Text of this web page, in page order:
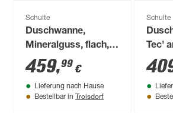
Schulte
Duschwanne,
Mineralguss, flach,
quadratisch, 90 x 90
x 3,5 cm
459,99 €
Lieferung nach Hause
Bestellbar in Troisdorf
Schulte
Tec'
160